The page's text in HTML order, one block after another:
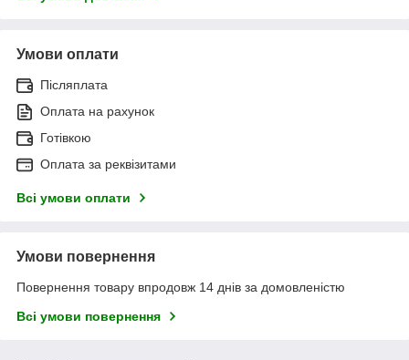
Умови оплати
Післяплата
Оплата на рахунок
Готівкою
Оплата за реквізитами
Всі умови оплати
Умови повернення
Повернення товару впродовж 14 днів за домовленістю
Всі умови повернення